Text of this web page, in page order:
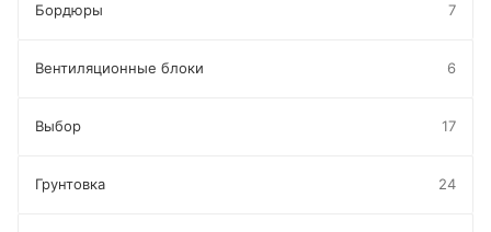
Бордюры 7
Вентиляционные блоки 6
Выбор 17
Грунтовка 24